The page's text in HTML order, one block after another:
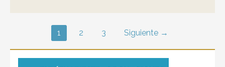
Navegación
por
1 2 3 Siguiente →